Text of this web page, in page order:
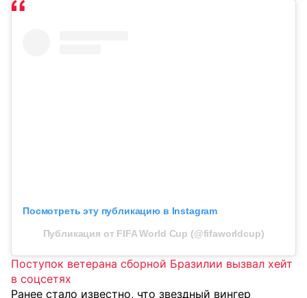
Посмотреть эту публикацию в Instagram
Публикация от FIFA World Cup (@fifaworldcup)
Поступок ветерана сборной Бразилии вызвал хейт
в соцсетях
Ранее стало известно, что звездный вингер